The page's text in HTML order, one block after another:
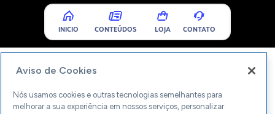
INICIO CONTEÚDOS LOJA CONTATO
Aviso de Cookies
Nós usamos cookies e outras tecnologias semelhantes para
melhorar a sua experiência em nossos serviços, personalizar